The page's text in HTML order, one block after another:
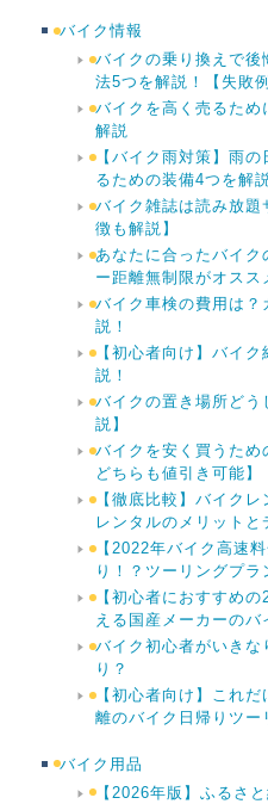
バイク情報
バイクの乗り換えで
法5つを解説！【失敗
バイクを高く売るため
解説
【バイク雨対策】雨の
るための装備4つを解説
バイク雑誌は読み放
徴も解説】
あなたに合ったバイク
ー距離無制限がオスス
バイク車検の費用は
説！
【初心者向け】バイ
説！
バイクの置き場所ど
説】
バイクを安く買うた
どちらも値引き可能】
【徹底比較】バイクレ
レンタルのメリットと
【2022年バイク高速
り！？ツーリングプラ
【初心者におすすめ
える国産メーカーのバ
バイク初心者がいきな
り？
【初心者向け】これ
離のバイク日帰りツー
バイク用品
【2026年版】ふるさ